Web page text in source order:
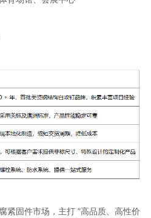
紧固件市场，主打 "高品质、高性价